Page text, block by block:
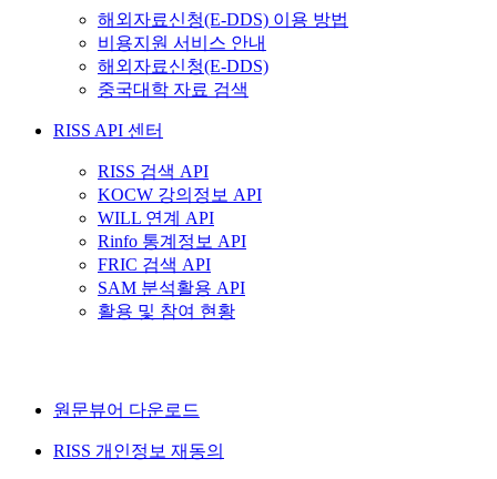
해외자료신청(E-DDS) 이용 방법
비용지원 서비스 안내
해외자료신청(E-DDS)
중국대학 자료 검색
RISS API 센터
RISS 검색 API
KOCW 강의정보 API
WILL 연계 API
Rinfo 통계정보 API
FRIC 검색 API
SAM 분석활용 API
활용 및 참여 현황
원문뷰어 다운로드
RISS 개인정보 재동의